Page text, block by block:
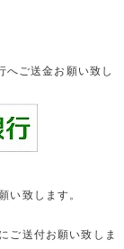
ご送金お願い致し
い致します。
ご送付お願い致しま